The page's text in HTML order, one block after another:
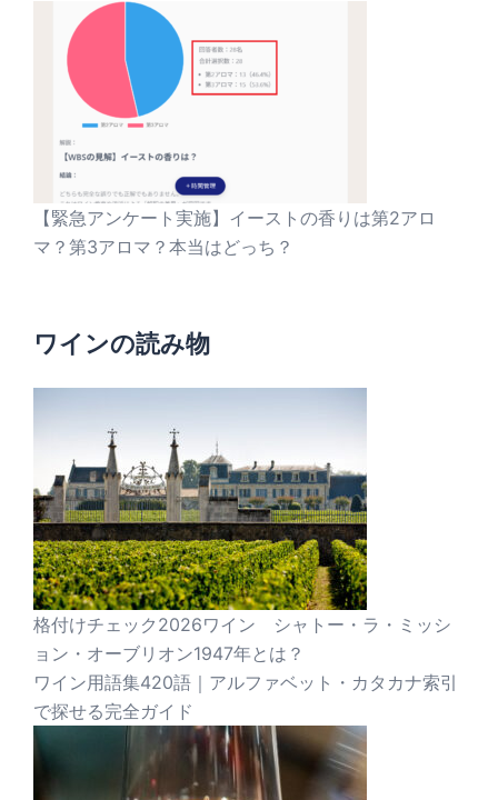
【緊急アンケート実施】イーストの香りは第2アロ
マ？第3アロマ？本当はどっち？
ワインの読み物
格付けチェック2026ワイン シャトー・ラ・ミッシ
ョン・オーブリオン1947年とは？
ワイン用語集420語｜アルファベット・カタカナ索引
で探せる完全ガイド